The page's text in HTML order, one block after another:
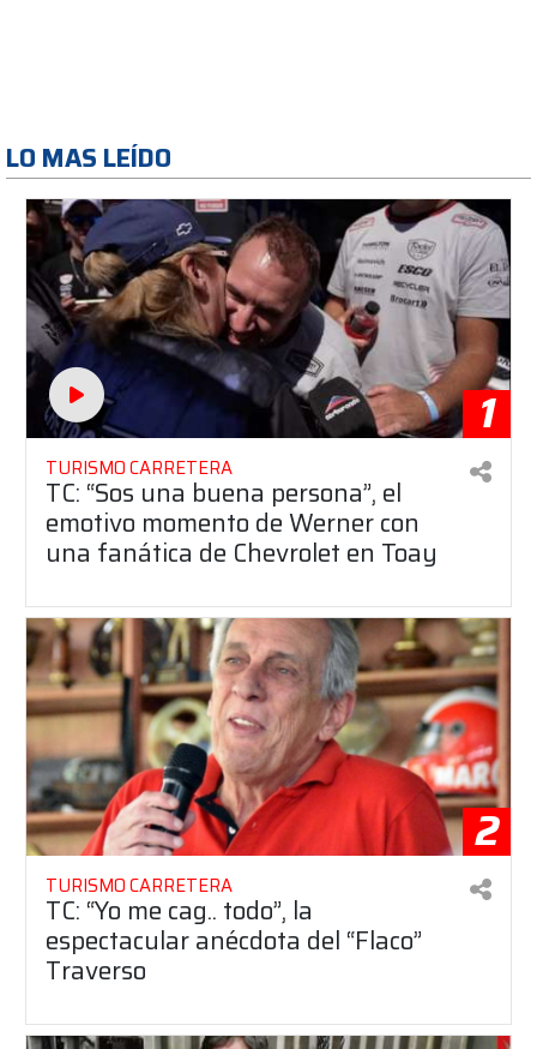
LO MAS LEÍDO
1
TURISMO CARRETERA
TC: “Sos una buena persona”, el
emotivo momento de Werner con
una fanática de Chevrolet en Toay
2
TURISMO CARRETERA
TC: “Yo me cag.. todo”, la
espectacular anécdota del “Flaco”
Traverso